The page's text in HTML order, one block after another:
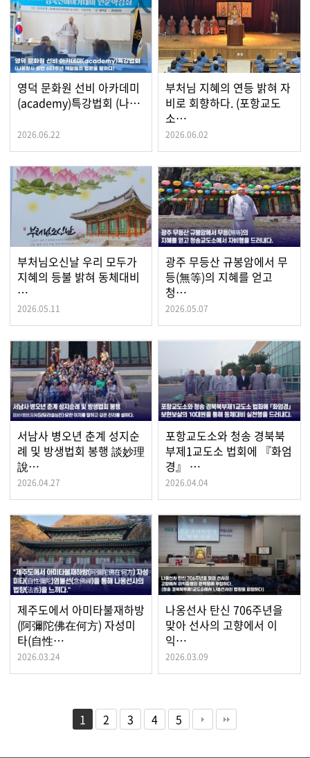
영덕 문화원 선비 아카데미
(academy)특강법회 (나…
2026.06.22
부처님 지혜의 연등 밝혀 자
비로 회향하다. (포항교도
소…
2026.06.02
부처님오신날 우리 모두가
지혜의 등불 밝혀 동체대비
…
2026.05.11
광주 무등산 규봉암에서 무
등(無等)의 지혜를 얻고
청…
2026.05.07
서남사 병오년 춘계 성지순
례 및 방생법회 봉행 談妙理
說…
2026.04.27
포항교도소와 청송 경북북
부제1교도소 법회에 『화엄
경』 …
2026.04.04
제주도에서 아미타불재하방
(阿彌陀佛在何方) 자성미
타(自性…
2026.03.24
나옹선사 탄신 706주년을
맞아 선사의 고향에서 이
익…
2026.03.09
1 2 3 4 5